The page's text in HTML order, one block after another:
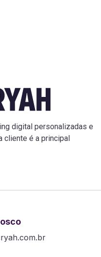
digital personalizadas e
cliente é a principal